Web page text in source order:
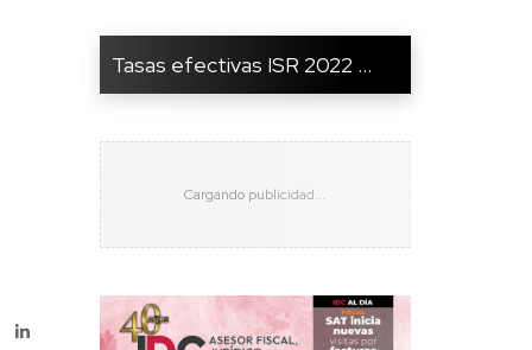
Tasas efectivas ISR 2022 ...